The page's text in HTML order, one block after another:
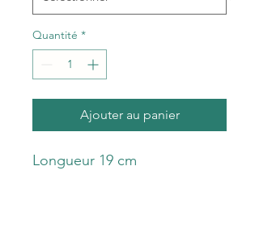
Quantité *
Ajouter au panier
Longueur 19 cm